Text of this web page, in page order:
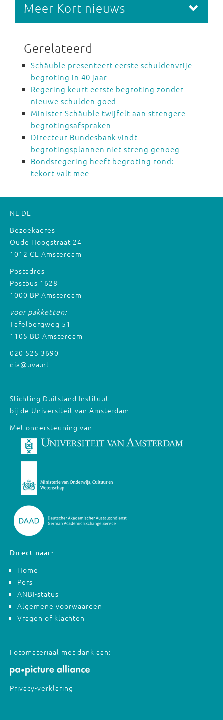
Meer Kort nieuws
Gerelateerd
Schäuble presenteert eerste schuldenvrije
begroting in 40 jaar
Regering keurt eerste begroting zonder
nieuwe schulden goed
Minister Schäuble twijfelt aan strengere
begrotingsafspraken
Directeur Bundesbank vindt
begrotingsplannen niet streng genoeg
Bondsregering heeft begroting rond:
tekort valt mee
NL DE
Bezoekadres
Oude Hoogstraat 24
1012 CE Amsterdam
Postadres
Postbus 1628
1000 BP Amsterdam
voor pakketten:
Tafelbergweg 51
1105 BD Amsterdam
020 525 3690
dia@uva.nl
Stichting Duitsland Instituut
bij de Universiteit van Amsterdam
Met ondersteuning van
Direct naar:
Home
Pers
ANBI-status
Algemene voorwaarden
Vragen of klachten
Fotomateriaal met dank aan:
Privacy-verklaring